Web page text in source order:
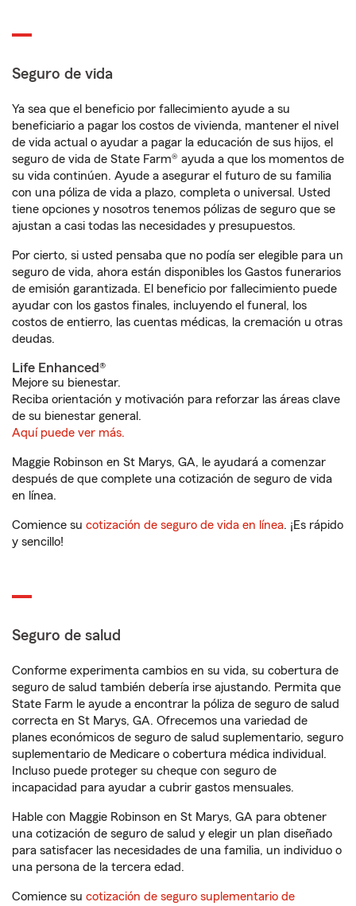
Seguro de vida
Ya sea que el beneficio por fallecimiento ayude a su
beneficiario a pagar los costos de vivienda, mantener el nivel
de vida actual o ayudar a pagar la educación de sus hijos, el
seguro de vida de State Farm® ayuda a que los momentos de
su vida continúen. Ayude a asegurar el futuro de su familia
con una póliza de vida a plazo, completa o universal. Usted
tiene opciones y nosotros tenemos pólizas de seguro que se
ajustan a casi todas las necesidades y presupuestos.
Por cierto, si usted pensaba que no podía ser elegible para un
seguro de vida, ahora están disponibles los Gastos funerarios
de emisión garantizada. El beneficio por fallecimiento puede
ayudar con los gastos finales, incluyendo el funeral, los
costos de entierro, las cuentas médicas, la cremación u otras
deudas.
Life Enhanced®
Mejore su bienestar.
Reciba orientación y motivación para reforzar las áreas clave
de su bienestar general.
Aquí puede ver más.
Maggie Robinson en St Marys, GA, le ayudará a comenzar
después de que complete una cotización de seguro de vida
en línea.
Comience su cotización de seguro de vida en línea. ¡Es rápido
y sencillo!
Seguro de salud
Conforme experimenta cambios en su vida, su cobertura de
seguro de salud también debería irse ajustando. Permita que
State Farm le ayude a encontrar la póliza de seguro de salud
correcta en St Marys, GA. Ofrecemos una variedad de
planes económicos de seguro de salud suplementario, seguro
suplementario de Medicare o cobertura médica individual.
Incluso puede proteger su cheque con seguro de
incapacidad para ayudar a cubrir gastos mensuales.
Hable con Maggie Robinson en St Marys, GA para obtener
una cotización de seguro de salud y elegir un plan diseñado
para satisfacer las necesidades de una familia, un individuo o
una persona de la tercera edad.
Comience su cotización de seguro suplementario de